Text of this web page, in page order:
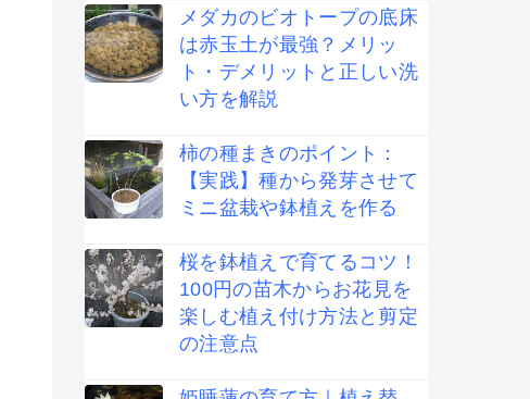
メダカのビオトープの底床
は赤玉土が最強？メリッ
ト・デメリットと正しい洗
い方を解説
柿の種まきのポイント：
【実践】種から発芽させて
ミニ盆栽や鉢植えを作る
桜を鉢植えで育てるコツ！
100円の苗木からお花見を
楽しむ植え付け方法と剪定
の注意点